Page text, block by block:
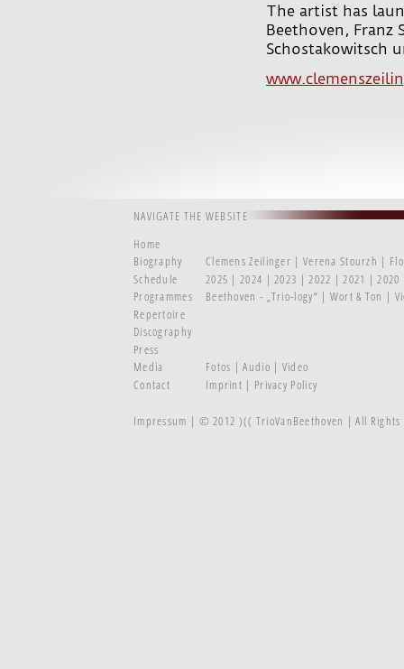
The artist has
Beethoven, Franz
Schostakowitsch
NAVIGATE THE WEBSITE
Home
Biography
Clemens Zeilinger Verena Stourzh
Schedule
2025 2024 2023 2022 2021
2020
Programmes
Beethoven - „Trio-logy“ Wort & Ton
Repertoire
Discography
Press
Media
Fotos Audio
Video
Contact
Imprint Privacy Policy
Impressum | © 2012 )(( TrioVanBeethoven | All Rights